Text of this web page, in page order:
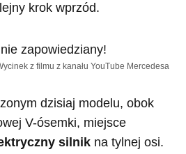
krok wprzód.
z filmu z kanału YouTube Mercedesa
dzisiaj modelu, obok
V-ósemki, miejsce
silnik na tylnej osi.